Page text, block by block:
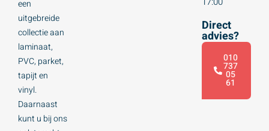
een
uitgebreide
collectie aan
laminaat,
PVC, parket,
tapijt en
vinyl.
Daarnaast
kunt u bij ons
Direct
advies?
010
737
05
61